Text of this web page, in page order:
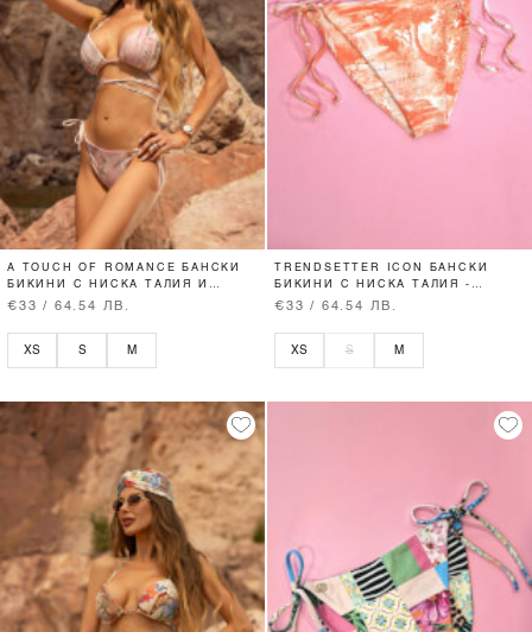
A TOUCH OF ROMANCE БАНСКИ
БИКИНИ С НИСКА ТАЛИЯ И
ВРЪЗКИ - PINK
€33 / 64.54 ЛВ.
XS S M
TRENDSETTER ICON БАНСКИ
БИКИНИ С НИСКА ТАЛИЯ -
ORANGE
€33 / 64.54 ЛВ.
XS S M